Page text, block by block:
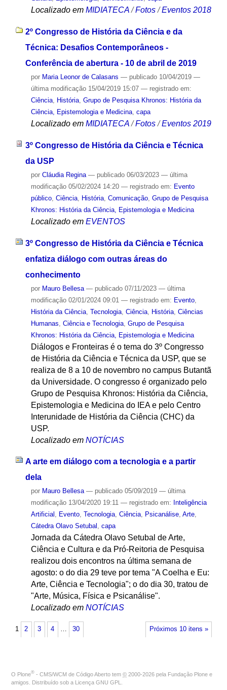
Localizado em MIDIATECA /Fotos /Eventos 2018
2º Congresso de História da Ciência e da
Técnica: Desafios Contemporâneos -
Conferência de abertura - 10 de abril de 2019
por Maria Leonor de Calasans — publicado10/04/2019 —
última modificação15/04/2019 15:07 — registrado em:
Ciência, História, Grupo de Pesquisa Khronos: História da
Ciência, Epistemologia e Medicina, capa
Localizado em MIDIATECA /Fotos /Eventos 2019
3º Congresso de História da Ciência e Técnica
da USP
por Cláudia Regina — publicado06/03/2023 — última
modificação05/02/2024 14:20 — registrado em: Evento
público, Ciência, História, Comunicação, Grupo de Pesquisa
Khronos: História da Ciência, Epistemologia e Medicina
Localizado em EVENTOS
3º Congresso de História da Ciência e Técnica
enfatiza diálogo com outras áreas do
conhecimento
por Mauro Bellesa — publicado07/11/2023 — última
modificação02/01/2024 09:01 — registrado em: Evento,
História da Ciência, Tecnologia, Ciência, História, Ciências
Humanas Ciência e Tecnologia, Grupo de Pesquisa
Khronos: História da Ciência, Epistemologia e Medicina
Diálogos e Fronteiras é o tema do 3º Congresso
de História da Ciência e Técnica da USP, que se
realiza de 8 a 10 de novembro no campus Butantã
da Universidade. O congresso é organizado pelo
Grupo de Pesquisa Khronos: História da Ciência,
Epistemologia e Medicina do IEA e pelo Centro
Interunidade de História da Ciência (CHC) da
USP.
Localizado em NOTÍCIAS
A arte em diálogo com a tecnologia e a partir
dela
por Mauro Bellesa — publicado05/09/2019 — última
modificação13/04/2020 19:11 — registrado em: Inteligência
Artificial , Evento, Tecnologia, Ciência, Psicanálise, Arte,
Cátedra Olavo Setubal , capa
Jornada da Cátedra Olavo Setubal de Arte,
Ciência e Cultura e da Pró-Reitoria de Pesquisa
realizou dois encontros na última semana de
agosto: o do dia 29 teve por tema "A Coelha e Eu:
Arte, Ciência e Tecnologia"; o do dia 30, tratou de
"Arte, Música, Física e Psicanálise".
Localizado em NOTÍCIAS
Próximos 10 itens »
1 2 3 4 … 30
O Plone® - CMS/WCM de Código Aberto tem © 2000-2026 pela Fundação Plone e
amigos. Distribuído sob a Licença GNU GPL